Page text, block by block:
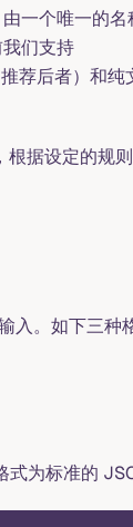
一个唯一的名
们支持
推荐后者）和纯
据设定的规
入。如下三种
为标准的